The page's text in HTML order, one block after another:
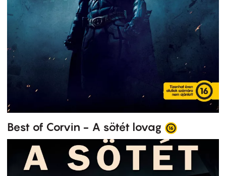
Best of Corvin - A sötét lovag